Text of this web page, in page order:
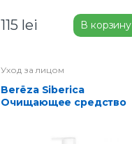
115 lei В корзину
Уход за лицом
Berëza Siberica
Очищающее средство